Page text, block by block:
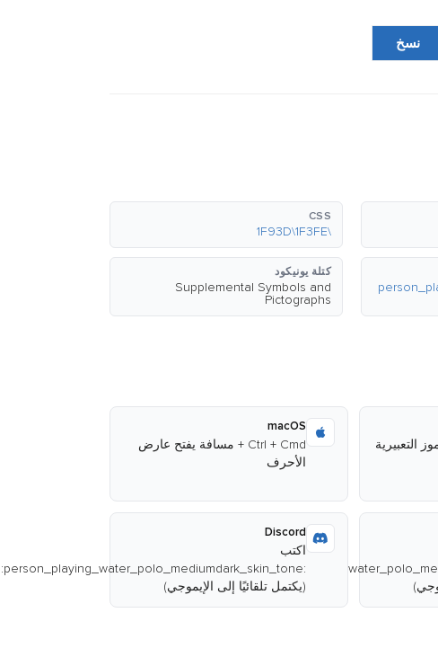
نسخ
CSS
\1F93D\1F3FE
كتلة يونيكود
Supplemental Symbols and
Pictographs
macOS
Ctrl + Cmd + مسافة يفتح عارض
الأحرف
:person_playing_water_polo_mediumdark_skin_tone:
Discord
اكتب
:person_playing_water_polo_mediumdark_skin_tone:
(يكتمل تلقائيًا إلى الإيموجي)